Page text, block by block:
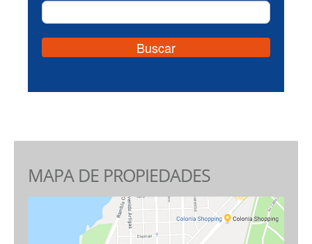
MAPA DE PROPIEDADES